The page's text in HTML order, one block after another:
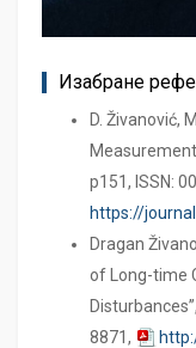
Изабране
D. Živanović,
p151, ISSN:
https://
Dragan
of Long-time
8871,